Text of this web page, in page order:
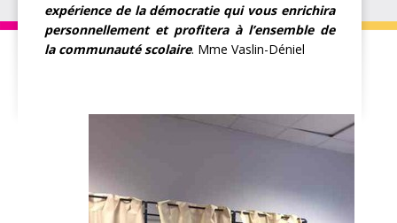
expérience de la démocratie qui vous enrichira
personnellement et profitera à l’ensemble de
la communauté scolaire. Mme Vaslin-Déniel